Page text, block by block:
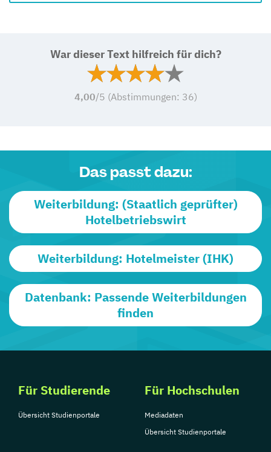
War dieser Text hilfreich für dich?
4,00/5 (Abstimmungen: 36)
Das passt dazu:
Weiterbildung: (Staatlich geprüfter)
Hotelbetriebswirt
Weiterbildung: Hotelmeister (IHK)
Datenbank: Passende Weiterbildungen
finden
Für Studierende
Übersicht Studienportale
Für Hochschulen
Mediadaten
Übersicht Studienportale